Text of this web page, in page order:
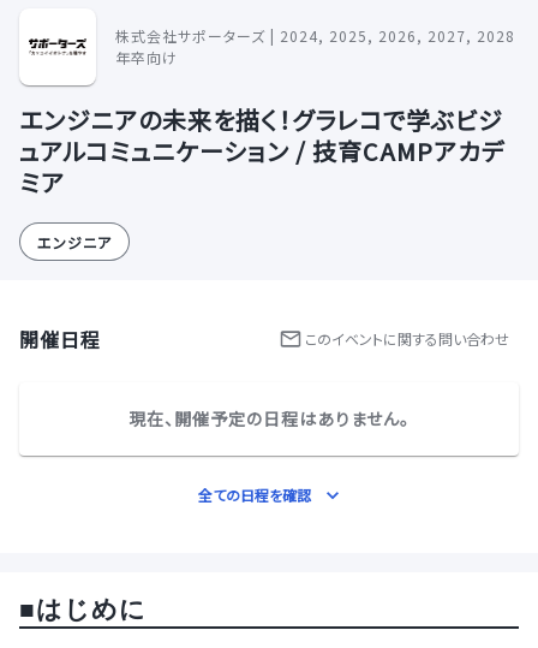
株式会社サポーターズ | 2024, 2025, 2026, 2027, 2028
年卒向け
エンジニアの未来を描く！グラレコで学ぶビジ
ュアルコミュニケーション / 技育CAMPアカデ
ミア
エンジニア
開催日程 このイベントに関する問い合わせ
現在、開催予定の日程はありません。
全ての日程を確認
■はじめに